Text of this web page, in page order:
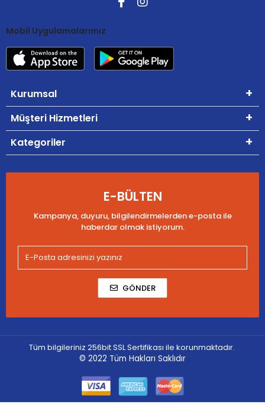
Mobil Uygulamalarımız
Kurumsal
Müşteri Hizmetleri
Kategoriler
E-BÜLTEN
Kampanya, duyuru, bilgilendirmelerden e-posta ile
haberdar olmak istiyorum.
GÖNDER
Tüm bilgileriniz 256bit SSL Sertifikası ile korunmaktadır.
© 2022 Tüm Hakları Saklıdır